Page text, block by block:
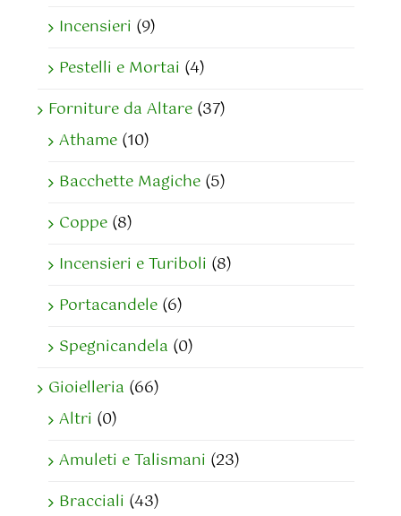
Incensieri (9)
Pestelli e Mortai (4)
Forniture da Altare (37)
Athame (10)
Bacchette Magiche (5)
Coppe (8)
Incensieri e Turiboli (8)
Portacandele (6)
Spegnicandela (0)
Gioielleria (66)
Altri (0)
Amuleti e Talismani (23)
Bracciali (43)